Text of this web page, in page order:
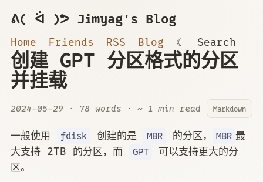
ᕕ( ᐛ )ᕗ Jimyag's Blog
Home Friends RSS Blog ☾ Search
创建 GPT 分区格式的分区
并挂载
2024-05-29 · 78 words · ~ 1 min read Markdown
一般使用 fdisk 创建的是 MBR 的分区， MBR 最
大支持 2TB 的分区，而
GPT
可以支持更大的分
区。